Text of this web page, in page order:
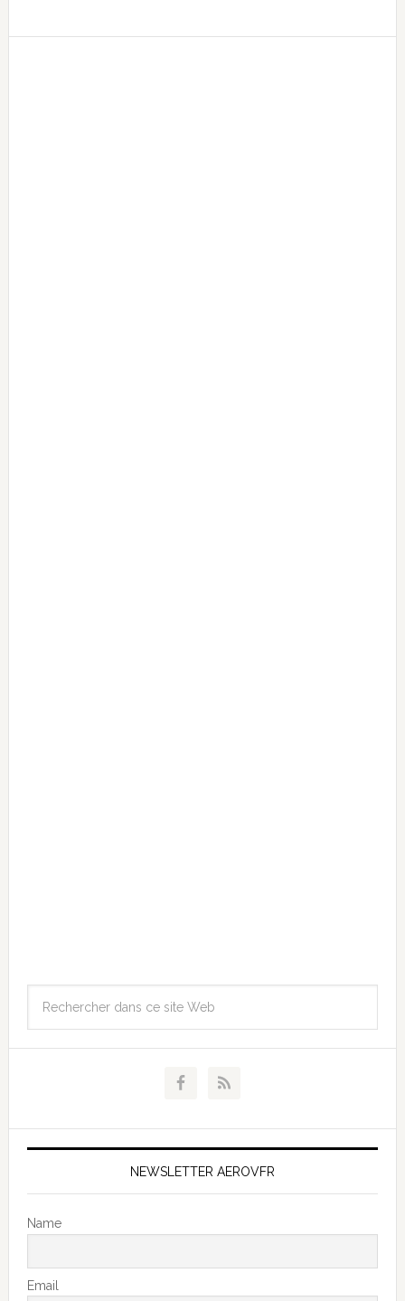
NEWSLETTER AEROVFR
Name
Email